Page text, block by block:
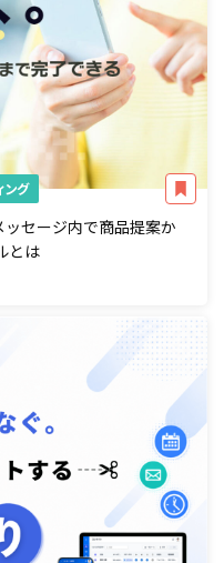
ング
セージ内で商品提案か
とは